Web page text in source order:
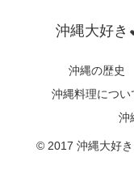
沖縄大好き
沖縄の歴史
沖縄料理につい
沖
© 2017 沖縄大好